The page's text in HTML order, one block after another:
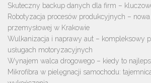
Skuteczny backup danych dla firm –
Robotyzacja procesów produkcyjnych –
przemysłowej w Krakowie
Wulkanizacja i naprawy aut – kompleksowy
usługach motoryzacyjnych
Wynajem walca drogowego – kiedy to
Mikrofibra w pielęgnacji samochodu: